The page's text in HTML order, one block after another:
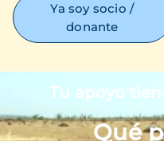
Ya soy socio /
donante
Tu apoyo
Qué